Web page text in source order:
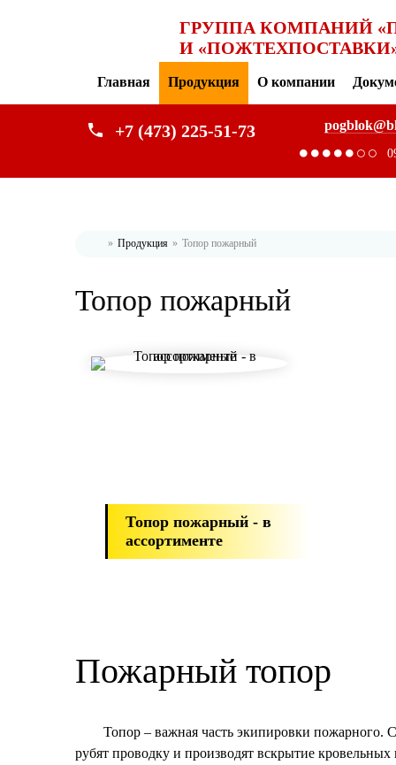
ГРУППА КОМПАНИЙ
И
Главная Продукция О компании
+7 (473) 225-51-73
ГлавнаяПродукция Топор пожарный
Топор пожарный
Топор пожарный - в
ассортименте
Пожарный топор
Топор – важная часть экипировки
рубят проводку и производят вскрытие